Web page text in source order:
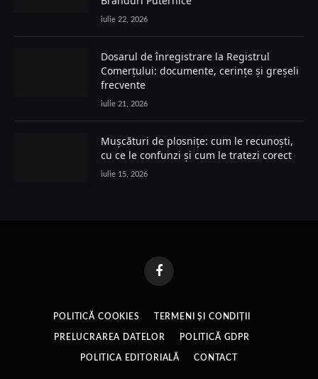
iulie 22, 2026
Dosarul de înregistrare la Registrul
Comerțului: documente, cerințe și greșeli
frecvente
iulie 21, 2026
Mușcături de plosnițe: cum le recunoști,
cu ce le confunzi și cum le tratezi corect
iulie 15, 2026
Facebook
POLITICĂ COOKIES TERMENI ȘI CONDIȚII
PRELUCRAREA DATELOR POLITICĂ GDPR
POLITICA EDITORIALĂ CONTACT